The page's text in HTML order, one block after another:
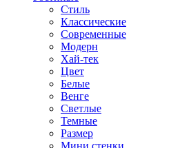
Стиль
Классические
Современные
Модерн
Хай-тек
Цвет
Белые
Венге
Светлые
Темные
Размер
Мини стенки